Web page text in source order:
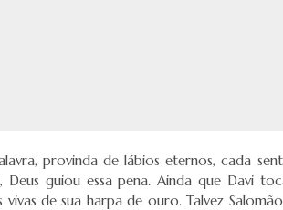
provinda de lábios eternos, cada
guiou essa pena. Ainda que Davi
de sua harpa de ouro. Talvez